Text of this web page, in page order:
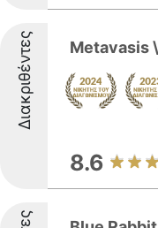
Διακριθέντες Metavasis
8.6